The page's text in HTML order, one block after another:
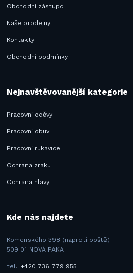
Obchodní zástupci
Naše prodejny
Kontakty
Obchodní podmínky
Nejnavštěvovanější kategorie
Pracovní oděvy
Pracovní obuv
Pracovní rukavice
Ochrana zraku
Ochrana hlavy
Kde nás najdete
Komenského 398 (naproti poště)
509 01 NOVÁ PAKA
tel.:+420 736 779 955